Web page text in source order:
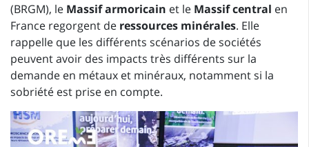
(BRGM), le Massif armoricain et le Massif central en
France regorgent de ressources minérales. Elle
rappelle que les différents scénarios de sociétés
peuvent avoir des impacts très différents sur la
demande en métaux et minéraux, notamment si la
sobriété est prise en compte.